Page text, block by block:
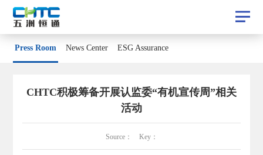
Press Room News Center ESG Assurance
CHTC积极筹备开展认监委“有机宣传周”相关
活动
Source： Key：